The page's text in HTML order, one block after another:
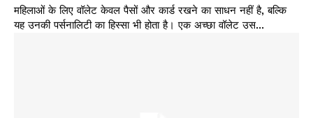
महिलाओं के लिए वॉलेट केवल पैसों और कार्ड रखने का साधन नहीं है, बल्कि
यह उनकी पर्सनालिटी का हिस्सा भी होता है। एक अच्छा वॉलेट उस...